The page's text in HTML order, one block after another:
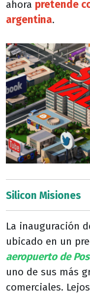
ahora pretende
argentina.
Silicon Misiones
La inauguración
ubicado en un
aeropuerto de
uno de sus más
comerciales.